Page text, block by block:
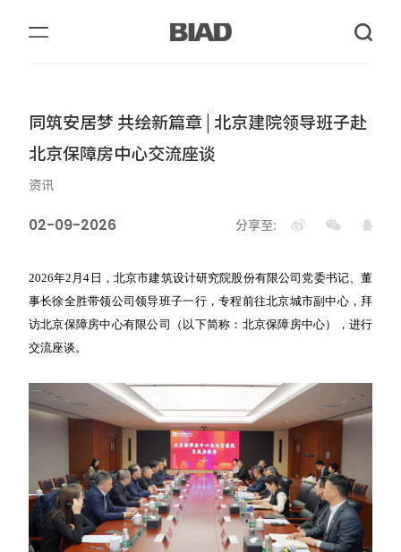
同筑安居梦 共绘新篇章 | 北京建院领导班子赴
北京保障房中心交流座谈
资讯
02-09-2026 分享至:
2026年2月4日，北京市建筑设计研究院股份有限公司党委书记、董
事长徐全胜带领公司领导班子一行，专程前往北京城市副中心，拜
访北京保障房中心有限公司（以下简称：北京保障房中心），进行
交流座谈。